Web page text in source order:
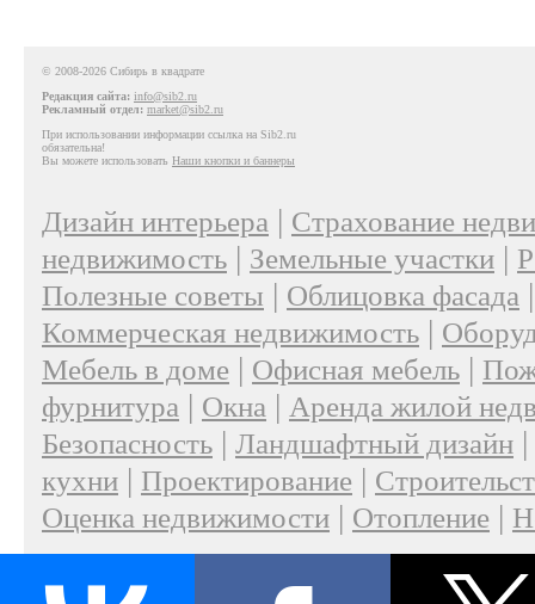
© 2008-2026 Сибирь в квадрате
Редакция сайта: info@sib2.ru
Рекламный отдел: market@sib2.ru
При использовании информации ссылка на Sib2.ru
обязательна!
Вы можете использовать Наши кнопки и баннеры
Дизайн интерьера | Страхование
недвижимость | Земельные участки |
Полезные советы | Облицовка фасада
Коммерческая недвижимость |
Мебель в доме | Офисная мебель |
фурнитура | Окна | Аренда жилой
Безопасность | Ландшафтный дизайн |
кухни | Проектирование |
Оценка недвижимости | Отопление |
О проекте|